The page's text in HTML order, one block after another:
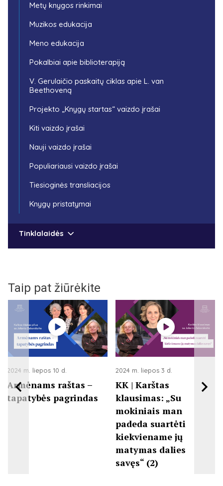
Metų knygos rinkimai
Muzikos edukacija
Meno edukacija
Pokalbiai apie biblioterapiją
V. Gerulaičio paskaitų ciklas apie L. van
Beethoveną
Projekto „Knygų startas“ vaizdo įrašai
Kiti vaizdo įrašai
Nauji vaizdo įrašai
Populiariausi vaizdo įrašai
Tiesioginės transliacijos
Knygų pristatymai
Tinklalaidės
Taip pat žiūrėkite
2024 m. liepos 10 d.
Armėnams raštas –
tapatybės pagrindas
2024 m. liepos 3 d.
KK | Karštas
klausimas: „Su
mokiniais man
padeda suartėti
kiekviename jų
matymas dalies
savęs“ (2)